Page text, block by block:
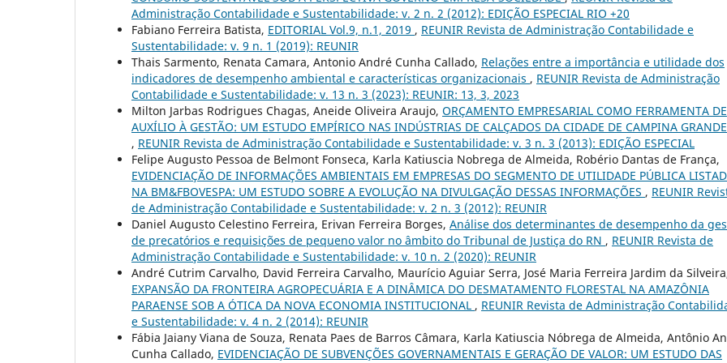
Administração Contabilidade e Sustentabilidade: v. 2 n. 2 (2012): EDIÇÃO ESPECIAL RIO +20
Fabiano Ferreira Batista, EDITORIAL Vol.9, n.1, 2019 , REUNIR Revista de Administração Contabilidade e
Sustentabilidade: v. 9 n. 1 (2019): REUNIR
Thais Sarmento, Renata Camara, Antonio André Cunha Callado, Relações entre a importância e utilidade dos
indicadores de desempenho ambiental e características organizacionais , REUNIR Revista de Administração
Contabilidade e Sustentabilidade: v. 13 n. 3 (2023): REUNIR: 13, 3, 2023
Milton Jarbas Rodrigues Chagas, Aneide Oliveira Araujo, ORÇAMENTO EMPRESARIAL COMO FERRAMENTA DE
AUXÍLIO À GESTÃO: UM ESTUDO EMPÍRICO NAS INDÚSTRIAS DE CALÇADOS DA CIDADE DE CAMPINA
, REUNIR Revista de Administração Contabilidade e Sustentabilidade: v. 3 n. 3 (2013): EDIÇÃO ESPECIAL
Felipe Augusto Pessoa de Belmont Fonseca, Karla Katiuscia Nobrega de Almeida, Robério Dantas de França,
EVIDENCIAÇÃO DE INFORMAÇÕES AMBIENTAIS EM EMPRESAS DO SEGMENTO DE UTILIDADE PÚBLICA
NA BM&FBOVESPA: UM ESTUDO SOBRE A EVOLUÇÃO NA DIVULGAÇÃO DESSAS INFORMAÇÕES , REUNIR
de Administração Contabilidade e Sustentabilidade: v. 2 n. 3 (2012): REUNIR
Daniel Augusto Celestino Ferreira, Erivan Ferreira Borges, Análise dos determinantes de desempenho da
de precatórios e requisições de pequeno valor no âmbito do Tribunal de Justiça do RN , REUNIR Revista de
Administração Contabilidade e Sustentabilidade: v. 10 n. 2 (2020): REUNIR
André Cutrim Carvalho, David Ferreira Carvalho, Maurício Aguiar Serra, José Maria Ferreira Jardim da
EXPANSÃO DA FRONTEIRA AGROPECUÁRIA E A DINÂMICA DO DESMATAMENTO FLORESTAL NA AMAZÔNIA
PARAENSE SOB A ÓTICA DA NOVA ECONOMIA INSTITUCIONAL , REUNIR Revista de Administração
e Sustentabilidade: v. 4 n. 2 (2014): REUNIR
Fábia Jaiany Viana de Souza, Renata Paes de Barros Câmara, Karla Katiuscia Nóbrega de Almeida, Antônio
Cunha Callado, EVIDENCIAÇÃO DE SUBVENÇÕES GOVERNAMENTAIS E GERAÇÃO DE VALOR: UM ESTUDO DAS